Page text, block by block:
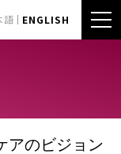
語 ENGLISH
アのビジョン